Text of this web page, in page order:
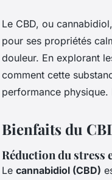
Le CBD, ou
pour ses propriétés
douleur. En explorant
comment cette
performance physique.
Bienfaits du
Réduction du stress
Le cannabidiol (CBD)